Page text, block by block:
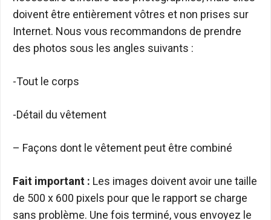
doivent être entièrement vôtres et non prises sur
Internet. Nous vous recommandons de prendre
des photos sous les angles suivants :
-Tout le corps
-Détail du vêtement
– Façons dont le vêtement peut être combiné
Fait important : Les images doivent avoir une taille
de 500 x 600 pixels pour que le rapport se charge
sans problème. Une fois terminé, vous envoyez le